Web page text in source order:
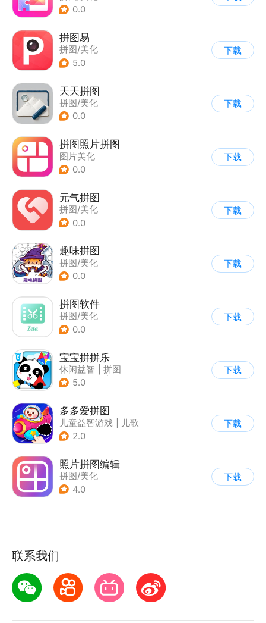
0.0
拼图易
拼图/美化
5.0
下载
天天拼图
拼图/美化
0.0
下载
拼图照片拼图
图片美化
0.0
下载
元气拼图
拼图/美化
0.0
下载
趣味拼图
拼图/美化
0.0
下载
拼图软件
拼图/美化
0.0
下载
宝宝拼拼乐
休闲益智
拼图
| 宝宝巴士
5.0
下载
多多爱拼图
儿童益智游戏
儿歌
2.0
下载
照片拼图编辑
拼图/美化
4.0
下载
联系我们